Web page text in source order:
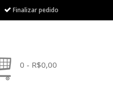
Finalizar pedido
0 - R$0,00